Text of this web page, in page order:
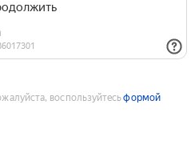
воспользуйтесьформой